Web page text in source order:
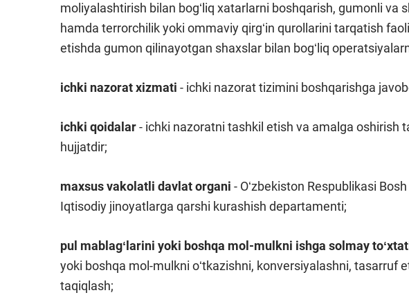
moliyalashtirish bilan bogʻliq xatarlarni boshqarish, gumonli va
hamda terrorchilik yoki ommaviy qirgʻin qurollarini tarqatish
etishda gumon qilinayotgan shaxslar bilan bogʻliq
ichki nazorat xizmati - ichki nazorat tizimini boshqarishga
ichki qoidalar- ichki nazoratni tashkil etish va amalga oshirish
hujjatdir;
maxsus vakolatli davlat organi - Oʻzbekiston Respublikasi
Iqtisodiy jinoyatlarga qarshi kurashish departamenti;
pul mablagʻlarini yoki boshqa mol-mulkni ishga solmay
yoki boshqa mol-mulkni oʻtkazishni, konversiyalashni, tasarruf
taqiqlash;